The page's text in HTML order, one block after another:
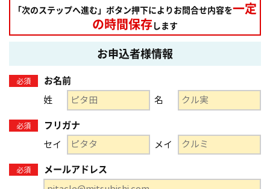
「次のステップへ進む」ボタン押下によりお問合せ内容を一定
の時間保存 します
お申込者様情報
必須 お名前
姓 名
必須 フリガナ
セイ メイ
必須 メールアドレス